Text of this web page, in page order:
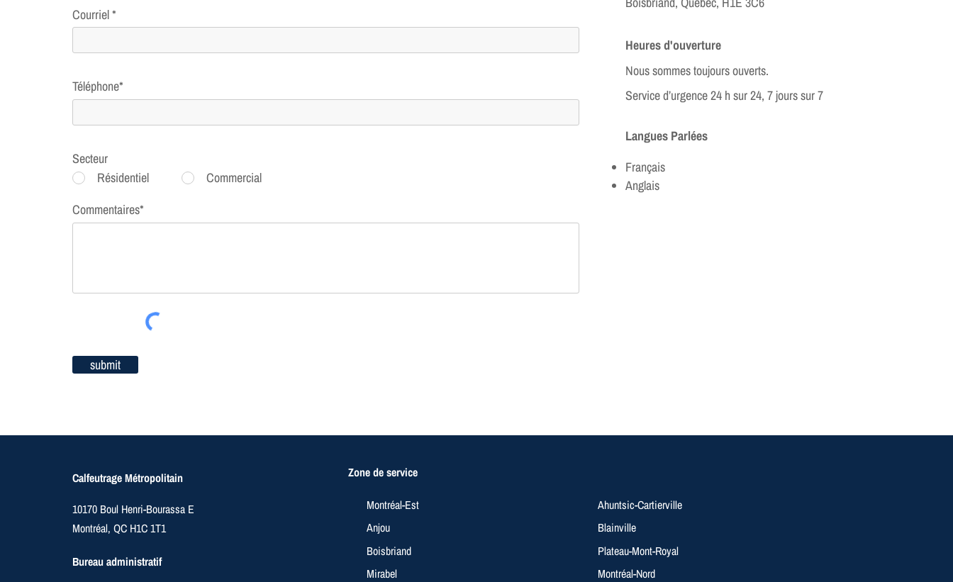
Courriel *
Téléphone*
Secteur
Résidentiel
Commercial
Commentaires*
submit
Heures d'ouverture
Nous sommes toujours ouverts.
Service d’urgence 24 h sur 24, 7 jours sur 7
Langues Parlées
Français
Anglais
Zone de service
Montréal-Est
Ahuntsic-Cartierville
Anjou
Blainville
Boisbriand
Plateau-Mont-Royal
Mirabel
Montréal-Nord
Calfeutrage Métropolitain
10170 Boul Henri-Bourassa E
Montréal, QC H1C 1T1
Bureau administratif